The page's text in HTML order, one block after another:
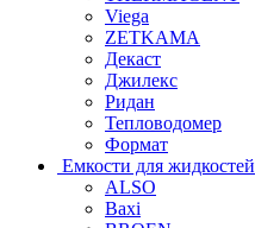
Viega
ZETKAMA
Декаст
Джилекс
Ридан
Тепловодомер
Формат
Емкости для жидкостей
ALSO
Baxi